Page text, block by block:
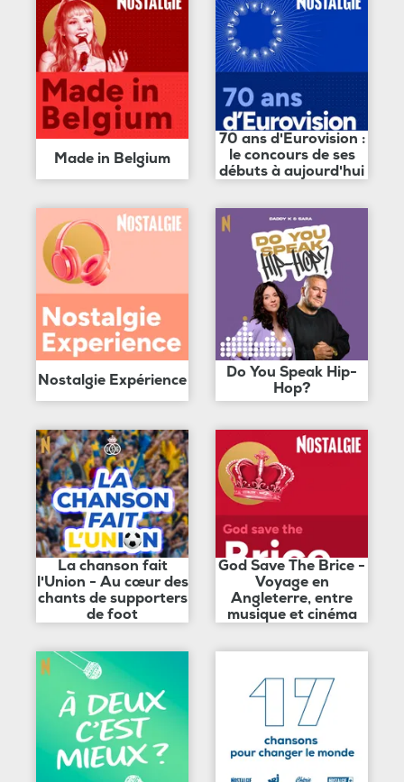
Made in Belgium
70 ans d'Eurovision :
le concours de ses
débuts à aujourd'hui
Nostalgie Expérience
Do You Speak Hip-
Hop?
La chanson fait
l'Union - Au cœur des
chants de supporters
de foot
God Save The Brice -
Voyage en
Angleterre, entre
musique et cinéma